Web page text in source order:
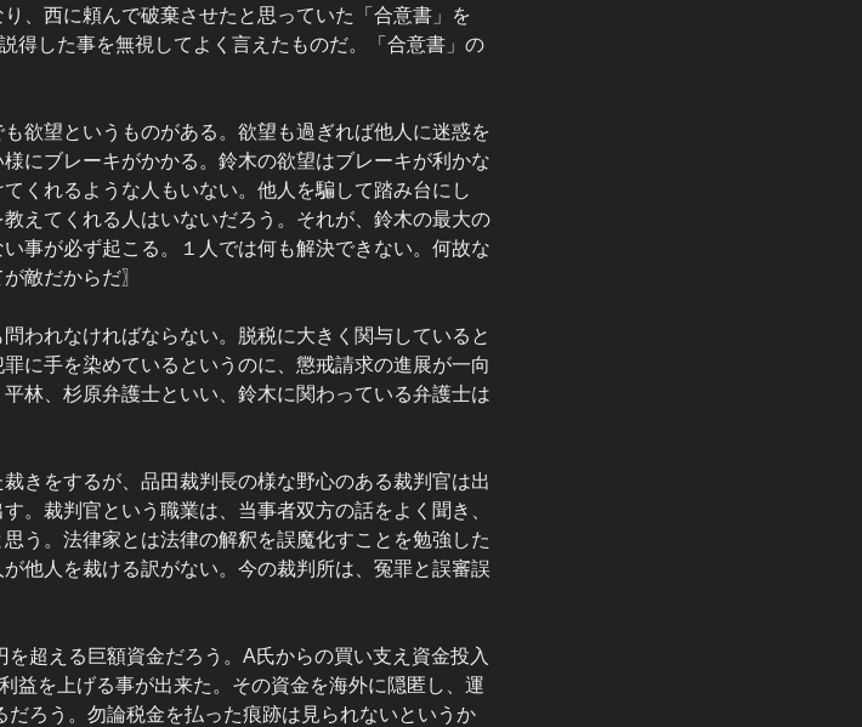
、西に頼んで破棄させたと思っていた「合意書」を
得した事を無視してよく言えたものだ。「合意書」の
欲望というものがある。欲望も過ぎれば他人に迷惑を
にブレーキがかかる。鈴木の欲望はブレーキが利かな
くれるような人もいない。他人を騙して踏み台にし
えてくれる人はいないだろう。それが、鈴木の最大の
事が必ず起こる。１人では何も解決できない。何故な
敵だからだ〗
われなければならない。脱税に大きく関与していると
に手を染めているというのに、懲戒請求の進展が一向
林、杉原弁護士といい、鈴木に関わっている弁護士は
きをするが、品田裁判長の様な野心のある裁判官は出
。裁判官という職業は、当事者双方の話をよく聞き、
う。法律家とは法律の解釈を誤魔化すことを勉強した
他人を裁ける訳がない。今の裁判所は、冤罪と誤審誤
超える巨額資金だろう。A氏からの買い支え資金投入
益を上げる事が出来た。その資金を海外に隠匿し、運
ろう。勿論税金を払った痕跡は見られないというか